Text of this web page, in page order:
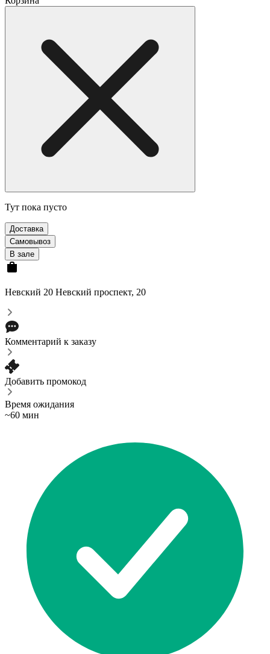
Тут пока пусто
Доставка
Самовывоз
В зале
Невский 20 Невский проспект, 20
Комментарий к заказу
Добавить промокод
Время ожидания
~60 мин